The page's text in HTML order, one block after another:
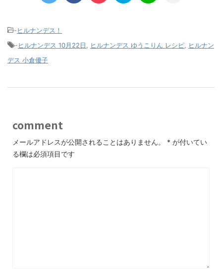
-ヒルナンデス！
-ヒルナンデス 10月22日 ヒルナンデス ゆうこりん レシピ
ヒルナン
デス 小倉優子
comment
メールアドレスが公開されることはありません。 * が付いてい
る欄は必須項目です